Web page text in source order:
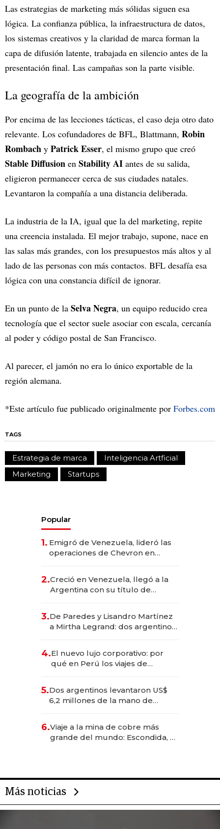
Las estrategias de marketing más sólidas siguen esa
lógica. La confianza pública, la infraestructura de datos,
los sistemas creativos y la claridad de marca forman la
capa de difusión latente, trabajada en silencio antes de la
presentación final. Las campañas son la parte visible.
La geografía de la ambición
Por encima de las lecciones tácticas, el caso deja otro dato
relevante. Los cofundadores de BFL, Blattmann, Robin
Rombach y Patrick Esser, el mismo grupo que creó
Stable Diffusion en Stability AI antes de su salida,
eligieron permanecer cerca de sus ciudades natales.
Levantaron la compañía a una distancia deliberada.
La industria de la IA, igual que la del marketing, repite
una creencia instalada. El mejor trabajo, supone, nace en
las salas más grandes, con los presupuestos más altos y al
lado de las personas con más contactos. BFL desafía esa
lógica con una constancia difícil de ignorar.
En un punto de la Selva Negra, un equipo reducido crea
tecnología que el sector suele asociar con escala, cercanía
al poder y código postal de San Francisco.
Al parecer, el jamón no era lo único exportable de la
región alemana.
*Este artículo fue publicado originalmente por Forbes.com
TAGS
Estrategia de marca
Inteligencia Artficial
Marketing
Startups
Popular
1. Emigró de Venezuela, lideró las
operaciones de Chevron en
2.Creció en Venezuela, llegó a la
Argentina con su título de
las marcas "fast premium"
3.De Paredes y Lisandro Martínez
a Mirtha Legrand: dos argentinos
4.El nuevo lujo corporativo: por
qué en Perú los viajes de
transformadoras
5.Dos argentinos levantaron US$
6,2 millones de la mano de
6.Viaje a la mina de cobre más
grande del mundo: Escondida, el
Más noticias